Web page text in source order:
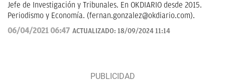
Jefe de Investigación y Tribunales. En OKDIARIO desde 2015.
Periodismo y Economía. (fernan.gonzalez@okdiario.com).
06/04/2021 06:47 ACTUALIZADO: 18/09/2024 11:14